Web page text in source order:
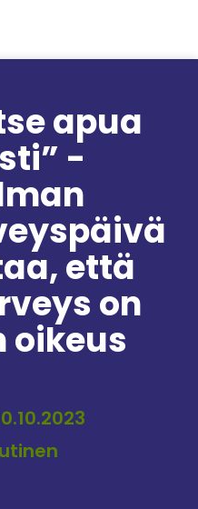
apua
-
että
on
oikeus